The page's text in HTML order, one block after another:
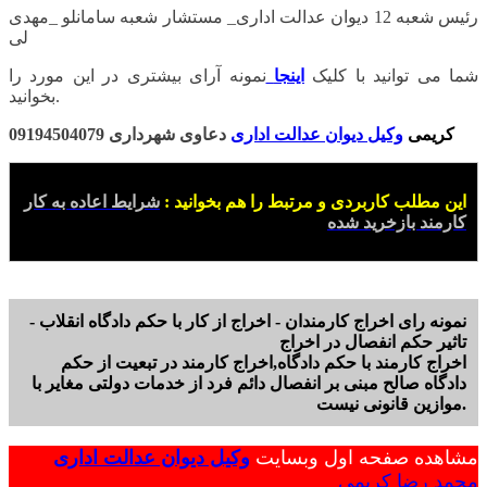
رئیس شعبه 12 دیوان عدالت اداری_ مستشار شعبه سامانلو _مهدی
لی
شما می توانید با کلیک اینجا نمونه آرای بیشتری در این مورد را
بخوانید.
کریمی وکیل دیوان عدالت اداری دعاوی شهرداری 09194504079
این مطلب کاربردی و مرتبط را هم بخوانید : شرایط اعاده به کار
کارمند بازخرید شده
نمونه رای اخراج کارمندان - اخراج از کار با حکم دادگاه انقلاب -
تاثیر حکم انفصال در اخراج
اخراج کارمند با حکم دادگاه,اخراج کارمند در تبعیت از حکم
دادگاه صالح مبنی بر انفصال دائم فرد از خدمات دولتی مغایر با
موازین قانونی نیست.
مشاهده صفحه اول وبسایت وکیل دیوان عدالت اداری
محمد رضا کریمی